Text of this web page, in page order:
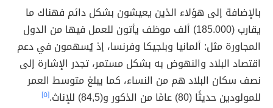
بالإضافة إلى هؤلاء الذين يعيشون بشكل دائم فهناك ما
يقارب (185.000) ألف موظف يأتون للعمل فيها من الدول
المجاورة مثل: ألمانيا وبلجيكا وفرنسا، إذ يُسهمون في دعم
اقتصاد البلاد والنهوض به بشكل مستمر، تجدر الإشارة إلى
نصف سكان البلاد هم من النساء، كما يبلغ متوسط العمر
للمولودين حديثًا (80) عامًا من الذكور و(84,5) للإناث.
[٥]